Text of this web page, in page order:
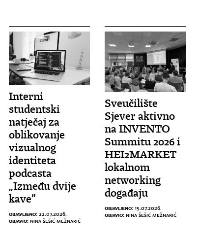
Interni
studentski
natječaj za
oblikovanje
vizualnog
identiteta
podcasta
„Između dvije
kave”
OBJAVLJENO: 22.07.2026.
OBJAVIO: NINA ŠEŠIĆ MEŽNARIĆ
Sveučilište
Sjever aktivno
na INVENTO
Summitu 2026 i
HEI2MARKET
lokalnom
networking
događaju
OBJAVLJENO: 15.07.2026.
OBJAVIO: NINA ŠEŠIĆ MEŽNARIĆ